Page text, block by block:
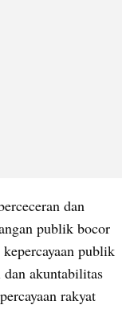
dan
publik bocor
publik
akuntabilitas
rakyat